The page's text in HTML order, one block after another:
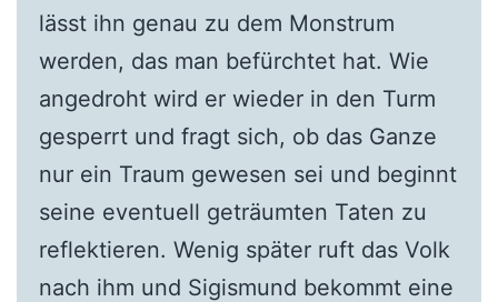
lässt ihn genau zu dem Monstrum
werden, das man befürchtet hat. Wie
angedroht wird er wieder in den Turm
gesperrt und fragt sich, ob das Ganze
nur ein Traum gewesen sei und beginnt
seine eventuell geträumten Taten zu
reflektieren. Wenig später ruft das Volk
nach ihm und Sigismund bekommt eine